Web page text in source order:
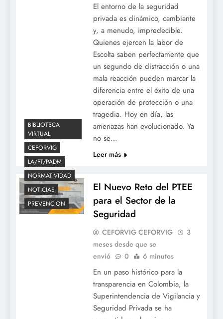
El entorno de la seguridad
privada es dinámico, cambiante
y, a menudo, impredecible.
Quienes ejercen la labor de
Escolta saben perfectamente que
un segundo de distracción o una
mala reacción pueden marcar la
diferencia entre el éxito de una
operación de protección o una
tragedia. Hoy en día, las
amenazas han evolucionado. Ya
no se…
Leer más
BIBLIOTECA
VIRTUAL
CEFORVIG
LA/FT/PADM
NORMATIVIDAD
NOTICIAS
PREVENCION
El Nuevo Reto del PTEE
para el Sector de la
Seguridad
CEFORVIG CEFORVIG
3
meses desde que se
envió
0 6 minutos
En un paso histórico para la
transparencia en Colombia, la
Superintendencia de Vigilancia y
Seguridad Privada se ha